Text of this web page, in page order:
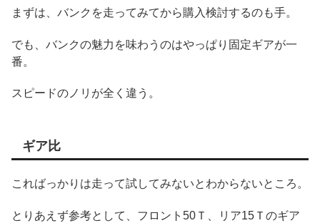
まずは、バンクを走ってみてから購入検討するのも手。
でも、バンクの魅力を味わうのはやっぱり固定ギアが一
番。
スピードのノリが全く違う。
ギア比
こればっかりは走って試してみないとわからないところ。
とりあえず参考として、フロント50Ｔ、リア15Ｔのギア